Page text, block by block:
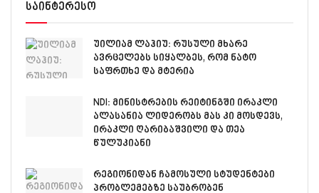
საინტერესო
უილიამ ლაჰიუ: რუსული მხარე
ავრცელებს სიყალბეს, რომ ნატო
საფრთხე და მტერია
NDI: მინისტრების რეიტინგში ირაკლი
ალასანია ლიდერობს მას კი მოსდევს,
ირაკლი ღარიბაშვილი და თეა
წულუკიანი
რეგიონიდან ჩამოსული სტუდენტები
პრობლემებზე საუბრობენ